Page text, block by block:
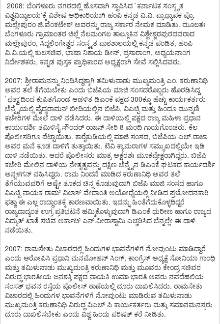
2008: ಬೆಂಗಳೂರು ನಗರದಲ್ಲಿ ಹೊಸದಾಗಿ ಸ್ಥಾಪಿಸಿದ `ಕರ್ನಾಟಕ ಸಂಸ್ಕೃತ
ವಿಶ್ವವಿದ್ಯಾಲಯ'ಕ್ಕೆ ವಿಶೇಷ ಅಧಿಕಾರಿಯಾಗಿ ಹಂಪಿ ಕನ್ನಡ ವಿ.ವಿ. ಪ್ರಾಧ್ಯಾಪಕ ಪ್ರೊ.
ಮಲ್ಲೇಪುರಂ ಜಿ.ವೆಂಕಟೇಶ್ ಅವರನ್ನು ರಾಜ್ಯ ಸರ್ಕಾರ ನೇಮಕ ಮಾಡಿತು. ಮೂಲತಃ
ಬೆಂಗಳೂರು ಗ್ರಾಮಾಂತರ ಜಿಲ್ಲೆ ನೆಲಮಂಗಲ ತಾಲ್ಲೂಕಿನ ವಿಶ್ವೇಶ್ವರಪುರದವರಾದ
ಮಲ್ಲೇಪುರಂ, ಸಿದ್ದಲಿಂಗೇಶ್ವರ ಸಂಸ್ಕೃತ ಪಾಠಶಾಲಯಲ್ಲಿ ಕನ್ನಡ ಪಂಡಿತ, ಹಂಪಿ
ವಿ.ವಿ.ಯಲ್ಲಿ ಕುಲಸಚಿವ, ಭಾಷಾ ನಿಕಾಯ ಡೀನ್, ಪ್ರಸಾರಾಂಗ, ಅಧ್ಯಯನಾಂಗ
ನಿರ್ದೇಶಕರು, ಕನ್ನಡ ಪುಸ್ತಕ ಪ್ರಾಧಿಕಾರದ ಅಧ್ಯಕ್ಷರಾಗಿ ಸೇವೆ ಸಲ್ಲಿಸಿದವರು.
2007: ಶ್ರೀರಾಮನನ್ನು ನಿಂದಿಸಿದ್ದಕ್ಕಾಗಿ ತಮಿಳುನಾಡು ಮುಖ್ಯಮಂತ್ರಿ ಎಂ. ಕರುಣಾನಿಧಿ
ಅವರ ತಲೆ ತೆಗೆಯಬೇಕು ಎಂದು ಬಿಜೆಪಿಯ ಮಾಜಿ ಸಂಸದರೊಬ್ಬರು ಹೊರಡಿಸಿದ್ದ
`ಫತ್ವಾ'ದಿಂದ ಕುಪಿತಗೊಂಡ ಆಡಳಿತ ಡಿಎಂಕೆ ಪಕ್ಷದ 300ಕ್ಕೂ ಹೆಚ್ಚು ಕಾರ್ಯಕರ್ತರು
ಚೆನ್ನೈಯಲ್ಲಿ ವೈದ್ಯರಾಮನ್ ಬೀದಿಯಲ್ಲಿನ ಬಿಜೆಪಿ, ವಿಎಚ್ಪಿ ಮತ್ತು ಹಿಂದೂ ಮುನ್ನಣಿ
ಕಚೇರಿಗಳ ಮೇಲೆ ದಾಳಿ ನಡೆಸಿದರು. ಈ ದಾಳಿಯಲ್ಲಿ ಪಕ್ಷದ ರಾಜ್ಯ ಮಹಿಳಾ ಪ್ರಧಾನ
ಕಾರ್ಯದರ್ಶಿ ತಮಿಳಿಸೈ ಸೌಂದರ್ ರಾಜನ್ ಸೇರಿ 8 ಮಂದಿ ಗಾಯಗೊಂಡರು. ಕೆಲ
ಪೊಲೀಸರಿಗೂ ಪೆಟ್ಟಾಯಿತು. ಕಾರೈಕುಡಿಯಲ್ಲಿ ಮಾಜಿ ಸಂಸದ, ಬಿಜೆಪಿಯ ಎಚ್.ರಾಜಾ
ಅವರ ಮನೆ ಕೂಡ ದಾಳಿಗೆ ತುತ್ತಾಯಿತು. ಟಿವಿ ಕ್ಯಾಮರಾಗಳ ಸಮ್ಮುಖದಲ್ಲಿಯೇ ಇಡಿ
ದಾಳಿ ನಡೆಯಿತು. ಆದರೆ ಪೊಲೀಸರು ಮಾತ್ರ ಅಕ್ಷರಶಃ ಮೂಕಪ್ರೇಕ್ಷರಾಗಿದ್ದರು. ಬಿಜೆಪಿ
ಕಚೇರಿ ಮೇಲಿನ ದಾಳಿಯ ನೇತೃತ್ವವನ್ನು ದಕ್ಷಿಣ ಚೆನ್ನೈನ ಡಿಎಂಕೆ ಘಟಕದ ಕಾರ್ಯದರ್ಶಿ
ಅನ್ಬಳಗನ್ ವಹಿಸಿದ್ದರು. ರಾಮ ನಿಂದನೆ ಮಾಡಿದ ಕರುಣಾನಿಧಿ ಅವರ ತಲೆ
ತೆಗೆಯುವವರಿಗೆ ಅಷ್ಟೇ ತೂಕದ ಚಿನ್ನ ಕೊಡುವುದಾಗಿ ಬಿಜೆಪಿ ಮಾಜಿ ಸಂಸದ ಹಾಗೂ
ವಿಎಚ್ಪಿ ನಾಯಕ ರಾಮ್ ವಿಲಾಸ್ ವೇದಾಂತಿ ಅಯೋಧ್ಯೆಯಲ್ಲಿ ನೀಡಿದ ಪ್ರಚೋದನಕಾರಿ
ಫತ್ವಾ ಈ ಎಲ್ಲ ರಾದ್ಧಾಂತಕ್ಕೆ ಕಾರಣವಾಯಿತು. ಇದನ್ನು ಹಿಂತೆಗೆದುಕೊಳ್ಳದಿದ್ದರೆ
ರಾಜ್ಯದಾದ್ಯಂತ ಉಗ್ರ ಪ್ರತಿಭಟನೆ ಹಮ್ಮಿಕೊಳ್ಳುವುದಾಗಿ ಡಿಎಂಕೆ ಧುರೀಣ ಹಾಗೂ ರಾಜ್ಯದ
ವಿದ್ಯುತ್ ಖಾತೆ ಸಚಿವ ಅರ್ಕಾಟ್ ಎನ್.ವೀರಾಸ್ವಾಮಿ ಎಚ್ಚರಿಸಿದ ಬೆನ್ನಲ್ಲೇ ಈ ದಾಳಿ
ನಡೆಯಿತು.
2007: ರಾಮಸೇತು ವಿಚಾರದಲ್ಲಿ ಹಿಂದುಗಳ ಭಾವನೆಗಳಿಗೆ ನೋವುಂಟು ಮಾಡಿದ್ದಾರೆ
ಎಂದು ಆರೋಪಿಸಿ ಪ್ರಧಾನಿ ಮನಮೋಹನ್ ಸಿಂಗ್, ಕಾಂಗ್ರೆಸ್ ಅಧ್ಯಕ್ಷೆ ಸೋನಿಯಾ ಗಾಂಧಿ
ಮತ್ತು ತಮಿಳುನಾಡು ಮುಖ್ಯಮಂತ್ರಿ ಕರುಣಾನಿಧಿ ಮತ್ತು ಮೂವರು ಕೇಂದ್ರ ಸಚಿವರ
ವಿರುದ್ಧ ಭಾರತೀಯ ಜನಶಕ್ತಿ ಪಕ್ಷದ ನಾಯಕಿ ಉಮಾ ಭಾರತಿ ಅವರು ನವದೆಹಲಿಯ
ಸಂಸತ್ ಭವನ ರಸ್ತೆಯ ಪೊಲೀಸ್ ಠಾಣೆಯಲ್ಲಿ ದೂರು ದಾಖಲಿಸಿದರು. ರಾಮಸೇತು
ವಿಚಾರದಲ್ಲಿ ಹಿಂದುಗಳ ಭಾವನೆಗಳಿಗೆ ನೋವುಂಟು ಮಾಡಿರುವ ತಮಿಳುನಾಡು
ಮುಖ್ಯಮಂತ್ರಿ ಕರುಣಾನಿಧಿ ವಿರುದ್ಧ ವಿಎಚ್ ಪಿ ಕಾರ್ಯಕರ್ತರು ಮತ್ತು ಸಮಾನಮನಸ್ಕರು
ದೂರು ದಾಖಲಿಸಬೇಕು ಎಂದು ವಿಶ್ವ ಹಿಂದು ಪರಿಷತ್ ಕರೆ ನೀಡಿತು.